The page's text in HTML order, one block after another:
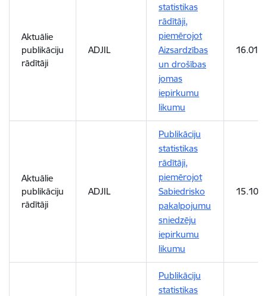
Aktuālie
publikāciju
rādītāji
ADJIL
statistikas
rādītāji,
piemērojot
Aizsardzības
un drošības
jomas
iepirkumu
likumu
Aktuālie
publikāciju
rādītāji
ADJIL
Publikāciju
statistikas
rādītāji,
piemērojot
Sabiedrisko
pakalpojumu
sniedzēju
iepirkumu
likumu
Publikāciju
statistikas